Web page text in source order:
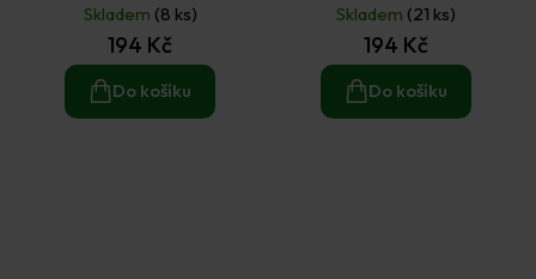
Skladem (8 ks)
194 Kč
Do košíku
Skladem (21 ks)
194 Kč
Do košíku